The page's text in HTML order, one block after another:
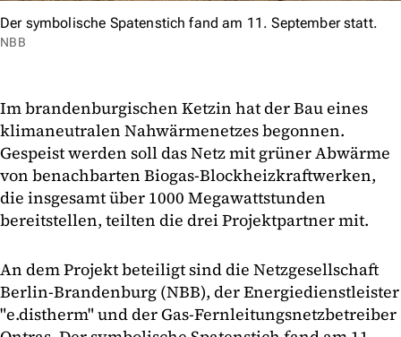
Der symbolische Spatenstich fand am 11. September statt.
NBB
Im brandenburgischen Ketzin hat der Bau eines
klimaneutralen Nahwärmenetzes begonnen.
Gespeist werden soll das Netz mit grüner Abwärme
von benachbarten Biogas-Blockheizkraftwerken,
die insgesamt über 1000 Megawattstunden
bereitstellen, teilten die drei Projektpartner mit.
An dem Projekt beteiligt sind die Netzgesellschaft
Berlin-Brandenburg (NBB), der Energiedienstleister
"e.distherm" und der Gas-Fernleitungsnetzbetreiber